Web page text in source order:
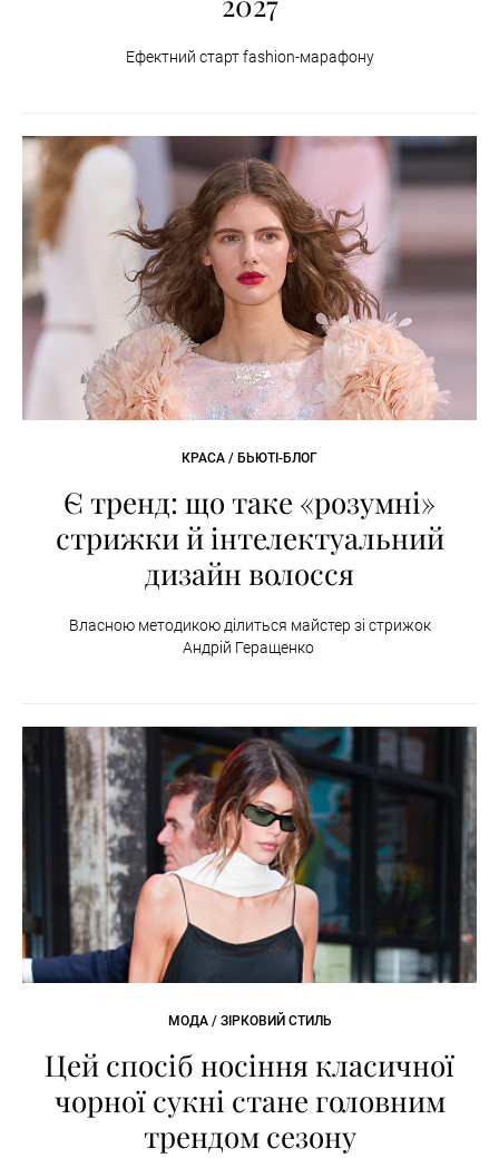
Ефектний старт fashion-марафону
КРАСА / БЬЮТІ-БЛОГ
Є тренд: що таке «розумні»
стрижки й інтелектуальний
дизайн волосся
Власною методикою ділиться майстер зі стрижок
Андрій Геращенко
МОДА / ЗІРКОВИЙ СТИЛЬ
Цей спосіб носіння класичної
чорної сукні стане головним
трендом сезону